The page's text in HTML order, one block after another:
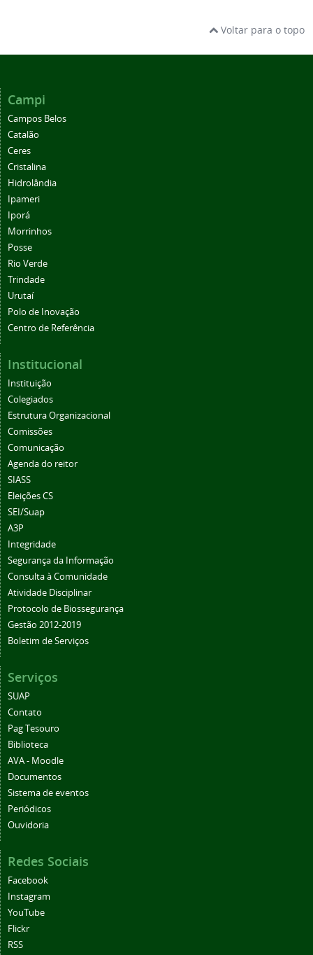
Voltar para o topo
Campi
Campos Belos
Catalão
Ceres
Cristalina
Hidrolândia
Ipameri
Iporá
Morrinhos
Posse
Rio Verde
Trindade
Urutaí
Polo de Inovação
Centro de Referência
Institucional
Instituição
Colegiados
Estrutura Organizacional
Comissões
Comunicação
Agenda do reitor
SIASS
Eleições CS
SEI/Suap
A3P
Integridade
Segurança da Informação
Consulta à Comunidade
Atividade Disciplinar
Protocolo de Biossegurança
Gestão 2012-2019
Boletim de Serviços
Serviços
SUAP
Contato
Pag Tesouro
Biblioteca
AVA - Moodle
Documentos
Sistema de eventos
Periódicos
Ouvidoria
Redes Sociais
Facebook
Instagram
YouTube
Flickr
RSS